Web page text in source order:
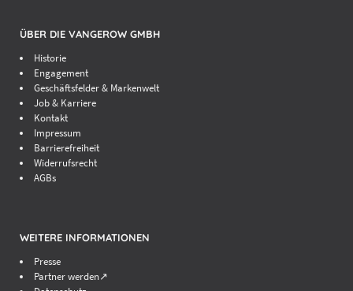
ÜBER DIE VANGEROW GMBH
Historie
Engagement
Geschäftsfelder & Markenwelt
Job & Karriere
Kontakt
Impressum
Barrierefreiheit
Widerrufsrecht
AGBs
WEITERE INFORMATIONEN
Presse
Partner werden↗